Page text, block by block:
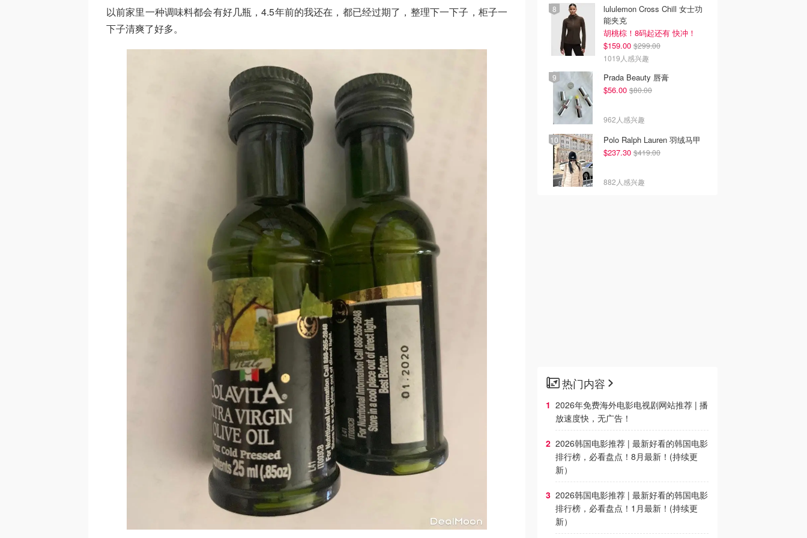
以前家里一种调味料都会有好几瓶，4.5年前的我还在，都已经过期了，整理下一下子，柜子一
下子清爽了好多。
lululemon Cross Chill 女士功
能夹克
胡桃棕！8码起还有 快冲！
$159.00 $299.00
1019人感兴趣
Prada Beauty 唇膏
$56.00 $80.00
962人感兴趣
Polo Ralph Lauren 羽绒马甲
$237.30 $419.00
882人感兴趣
热门内容
2026年免费海外电影电视剧网站推荐 | 播
放速度快，无广告！
2026韩国电影推荐 | 最新好看的韩国电影
排行榜，必看盘点！8月最新！(持续更
新）
2026韩国电影推荐 | 最新好看的韩国电影
排行榜，必看盘点！1月最新！(持续更
新）